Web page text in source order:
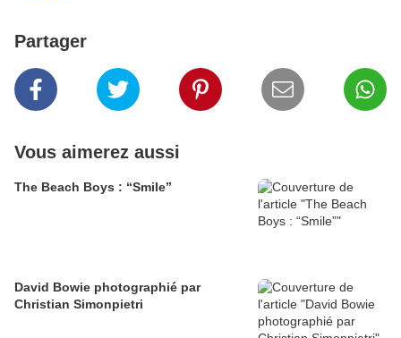
Partager
Vous aimerez aussi
The Beach Boys : “Smile”
David Bowie photographié par
Christian Simonpietri